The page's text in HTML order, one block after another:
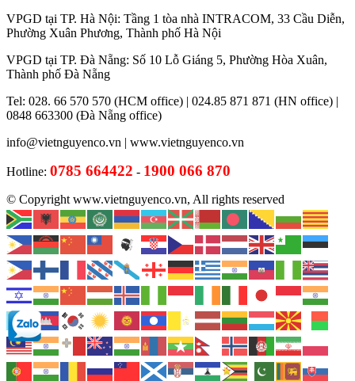
VPGD tại TP. Hà Nội: Tầng 1 tòa nhà INTRACOM, 33 Cầu Diễn,
Phường Xuân Phương, Thành phố Hà Nội
VPGD tại TP. Đà Nẵng: Số 10 Lỗ Giáng 5, Phường Hòa Xuân,
Thành phố Đà Nẵng
Tel: 028. 66 570 570 (HCM office) | 024.85 871 871 (HN office) |
0848 663300 (Đà Nẵng office)
info@vietnguyenco.vn | www.vietnguyenco.vn
Hotline: 0785 664422 - 1900 066 870
© Copyright www.vietnguyenco.vn, All rights reserved